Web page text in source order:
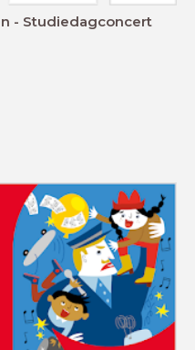
- Studiedagconcert